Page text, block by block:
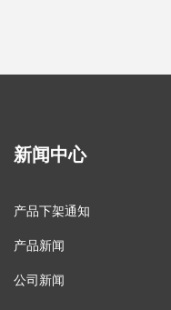
新闻中心
产品下架通知
产品新闻
公司新闻